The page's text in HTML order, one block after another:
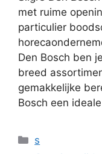
met ruime
particulier
Den Bosch ben
breed
gemakkelijke
Bosch een
Categorieën
s